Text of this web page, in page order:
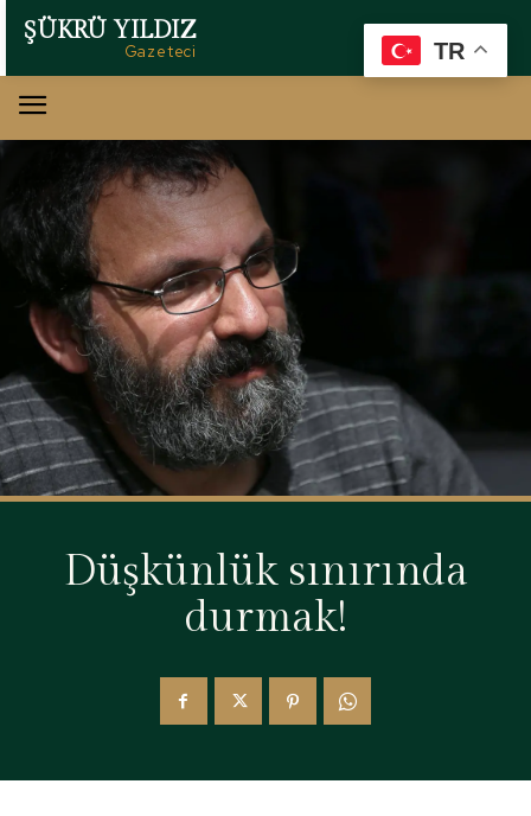
ŞÜKRÜ YILDIZ
Gazeteci
Düşkünlük sınırında
durmak!
TR